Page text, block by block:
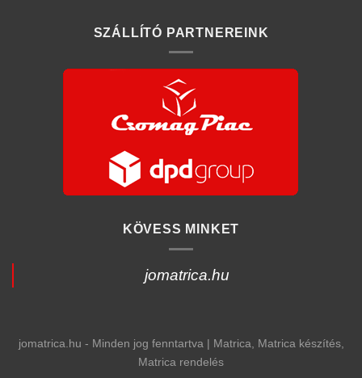
SZÁLLÍTÓ PARTNEREINK
KÖVESS MINKET
jomatrica.hu
jomatrica.hu - Minden jog fenntartva | Matrica, Matrica készítés,
Matrica rendelés